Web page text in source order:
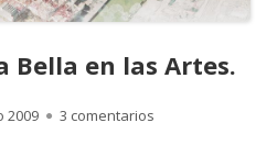
Bella en las Artes.
2009 3 comentarios